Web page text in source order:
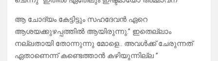
ആ ചോദ്യം കേട്ടിട്ടും സഹദേവൻ ഏറെ
ആശയക്കുഴപ്പത്തിൽ ആയിരുന്നു.” ഇതെല്ലാം
നല്ലതായി തോന്നുന്നു മോളെ.. അവൾക്ക് ചേരുന്നത്
ഏതാണെന്ന് കണ്ടെത്താൻ കഴിയുന്നില്ല ”